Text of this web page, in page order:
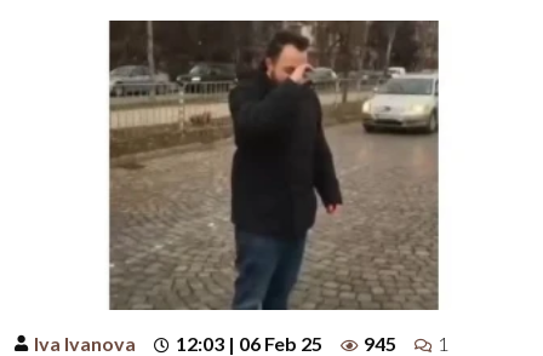
Iva Ivanova 12:03 | 06 Feb 25 945 1